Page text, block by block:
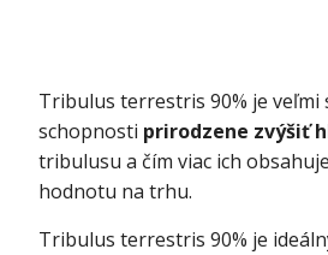
Tribulus terrestris 90% je veľmi
schopnosti prirodzene zvýšiť
tribulusu a čím viac ich
hodnotu na trhu.
Tribulus terrestris 90% je